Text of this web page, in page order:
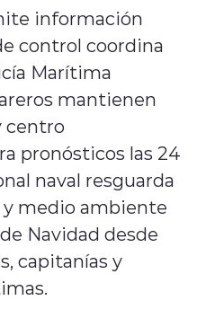
información
control coordina
Marítima
mantienen
centro
pronósticos las 24
naval resguarda
medio ambiente
Navidad desde
capitanías y